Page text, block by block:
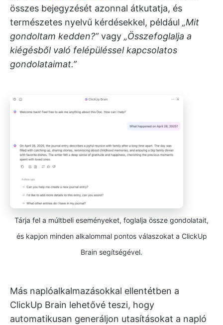
összes bejegyzését azonnal átkutatja, és
természetes nyelvű kérdésekkel, például „Mit
gondoltam kedden?”vagy „Összefoglalja a
kiégésből való felépüléssel kapcsolatos
gondolataimat.”
Tárja fel a múltbeli eseményeket, foglalja össze gondolatait,
és kapjon minden alkalommal pontos válaszokat a ClickUp
Brain segítségével.
Más naplóalkalmazásokkal ellentétben a
ClickUp Brain lehetővé teszi, hogy
automatikusan generáljon utasításokat a napló